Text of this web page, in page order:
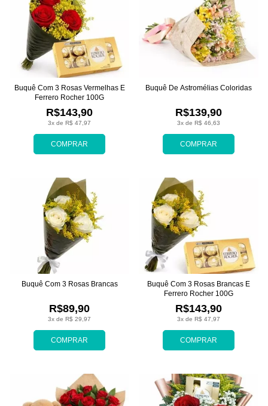
COMPRAR
3x de R$ 47,97
R$143,90
Buquê Com 3 Rosas Vermelhas E
Ferrero Rocher 100G
COMPRAR
3x de R$ 46,63
R$139,90
Buquê De Astromélias Coloridas
COMPRAR
3x de R$ 29,97
R$89,90
Buquê Com 3 Rosas Brancas
COMPRAR
3x de R$ 47,97
R$143,90
Buquê Com 3 Rosas Brancas E
Ferrero Rocher 100G